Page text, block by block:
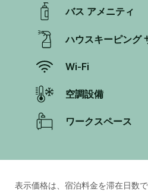
バス アメニティ
ハウスキーピング
Wi-Fi
空調設備
ワークスペース
表示価格は、宿泊料金を滞在日数